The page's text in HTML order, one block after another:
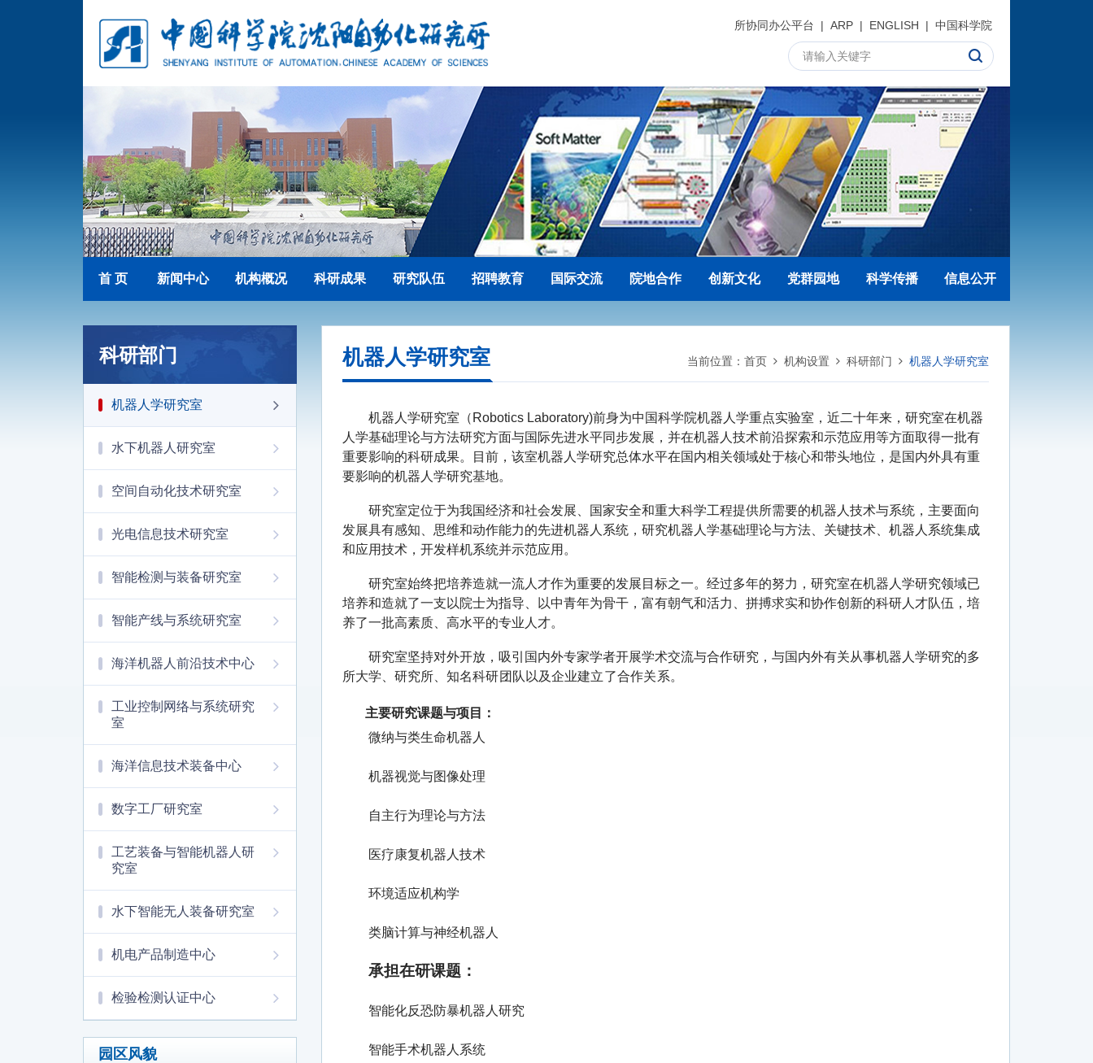
所协同办公平台 | ARP | ENGLISH | 中国科学院
首 页 新闻中心 机构概况 科研成果 研究队伍 招聘教育 国际交流 院地合作 创新文化 党群园地 科学传播 信息公开
科研部门
机器人学研究室
水下机器人研究室
空间自动化技术研究室
光电信息技术研究室
智能检测与装备研究室
智能产线与系统研究室
海洋机器人前沿技术中心
工业控制网络与系统研究
室
海洋信息技术装备中心
数字工厂研究室
工艺装备与智能机器人研
究室
水下智能无人装备研究室
机电产品制造中心
检验检测认证中心
园区风貌
当前位置： 首页 机构设置 科研部门 机器人学研究室
机器人学研究室
机器人学研究室（ Robotics Laboratory)前身为中国科学院机器人学重点实验室，近二十年来，研究室在机器
人学基础理论与方法研究方面与国际先进水平同步发展，并在机器人技术前沿探索和示范应用等方面取得一批有
重要影响的科研成果。目前，该室机器人学研究总体水平在国内相关领域处于核心和带头地位，是国内外具有重
要影响的机器人学研究基地。
研究室定位于为我国经济和社会发展、国家安全和重大科学工程提供所需要的机器人技术与系统，主要面向
发展具有感知、思维和动作能力的先进机器人系统，研究机器人学基础理论与方法、关键技术、机器人系统集成
和应用技术，开发样机系统并示范应用。
研究室始终把培养造就一流人才作为重要的发展目标之一。经过多年的努力，研究室在机器人学研究领域已
培养和造就了一支以院士为指导、以中青年为骨干，富有朝气和活力、拼搏求实和协作创新的科研人才队伍，培
养了一批高素质、高水平的专业人才。
研究室坚持对外开放，吸引国内外专家学者开展学术交流与合作研究，与国内外有关从事机器人学研究的多
所大学、研究所、 知名科研团队 以及企业建立了合作关系。
主要研究课题与项目：
微纳与类生命机器人
机器视觉与图像处理
自主行为理论与方法
医疗康复机器人技术
环境适应机构学
类脑计算与神经机器人
承担在研课题：
智能化反恐防暴机器人研究
智能手术机器人系统